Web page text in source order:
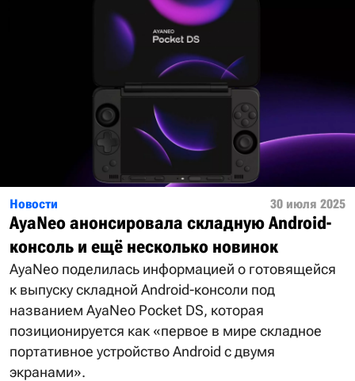
Новости 30 июля 2025
AyaNeo анонсировала складную Android-
консоль и ещё несколько новинок
AyaNeo поделилась информацией о готовящейся
к выпуску складной Android-консоли под
названием AyaNeo Pocket DS, которая
позиционируется как «первое в мире складное
портативное устройство Android с двумя
экранами».